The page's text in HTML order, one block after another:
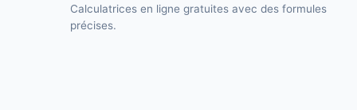
Calculatrices en ligne gratuites avec des formules
précises.